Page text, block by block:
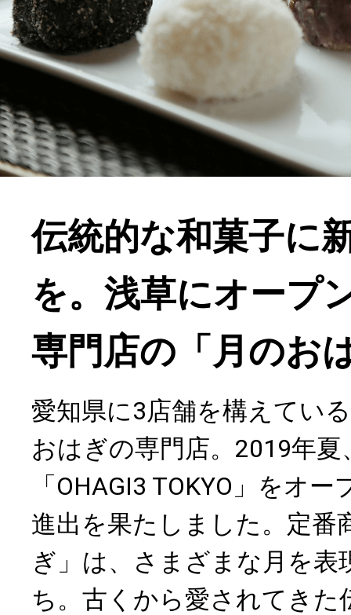
伝統的な和菓子に
を。浅草にオープ
専門店の「月のお
愛知県に3店舗を構えてい
おはぎの専門店。2019年
「OHAGI3 TOKYO」をオ
進出を果たしました。定番
ぎ」は、さまざまな月を表
ち。古くから愛されてきた